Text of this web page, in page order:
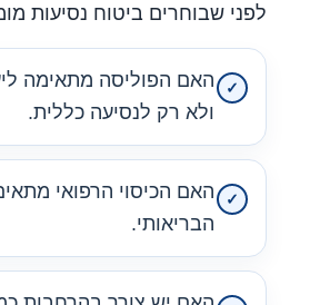
לפני שבוחרים ביטוח נסיעות
האם הפוליסה מתאימה
ולא רק לנסיעה כללית.
האם הכיסוי הרפואי
הבריאותי.